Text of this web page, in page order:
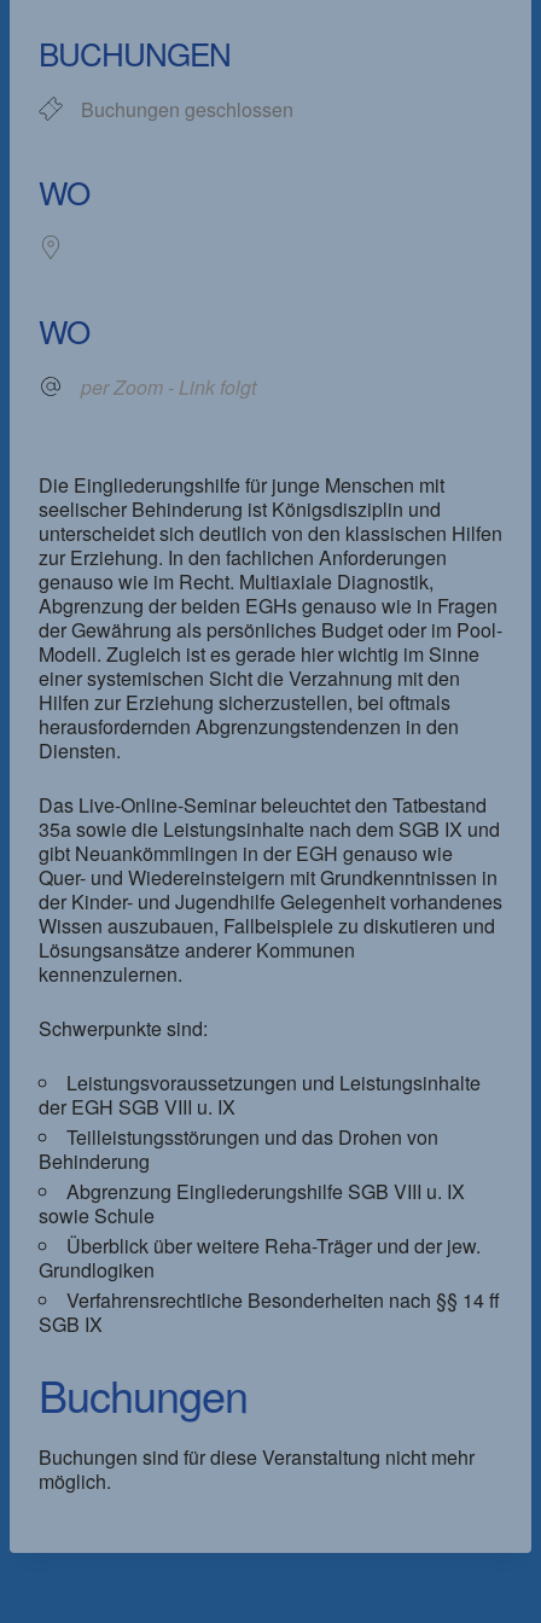
BUCHUNGEN
Buchungen geschlossen
WO
WO
per Zoom - Link folgt
Die Eingliederungshilfe für junge Menschen mit
seelischer Behinderung ist Königsdisziplin und
unterscheidet sich deutlich von den klassischen Hilfen
zur Erziehung. In den fachlichen Anforderungen
genauso wie im Recht. Multiaxiale Diagnostik,
Abgrenzung der beiden EGHs genauso wie in Fragen
der Gewährung als persönliches Budget oder im Pool-
Modell. Zugleich ist es gerade hier wichtig im Sinne
einer systemischen Sicht die Verzahnung mit den
Hilfen zur Erziehung sicherzustellen, bei oftmals
herausfordernden Abgrenzungstendenzen in den
Diensten.
Das Live-Online-Seminar beleuchtet den Tatbestand
35a sowie die Leistungsinhalte nach dem SGB IX und
gibt Neuankömmlingen in der EGH genauso wie
Quer- und Wiedereinsteigern mit Grundkenntnissen in
der Kinder- und Jugendhilfe Gelegenheit vorhandenes
Wissen auszubauen, Fallbeispiele zu diskutieren und
Lösungsansätze anderer Kommunen
kennenzulernen.
Schwerpunkte sind:
Leistungsvoraussetzungen und Leistungsinhalte
der EGH SGB VIII u. IX
Teilleistungsstörungen und das Drohen von
Behinderung
Abgrenzung Eingliederungshilfe SGB VIII u. IX
sowie Schule
Überblick über weitere Reha-Träger und der jew.
Grundlogiken
Verfahrensrechtliche Besonderheiten nach §§ 14 ff
SGB IX
Buchungen
Buchungen sind für diese Veranstaltung nicht mehr
möglich.